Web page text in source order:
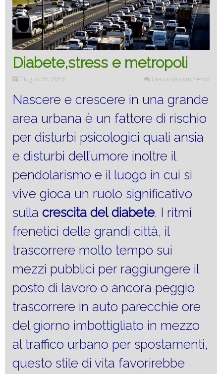
Diabete,stress e metropoli
Giugno 25, 2016 Lascia un commento
Nascere e crescere in una grande
area urbana è un fattore di rischio
per disturbi psicologici quali ansia
e disturbi dell’umore inoltre il
pendolarismo e il luogo in cui si
vive gioca un ruolo significativo
sulla crescita del diabete. I ritmi
frenetici delle grandi città, il
trascorrere molto tempo sui
mezzi pubblici per raggiungere il
posto di lavoro o ancora peggio
trascorrere in auto parecchie ore
del giorno imbottigliato in mezzo
al traffico urbano per spostamenti,
questo stile di vita favorirebbe